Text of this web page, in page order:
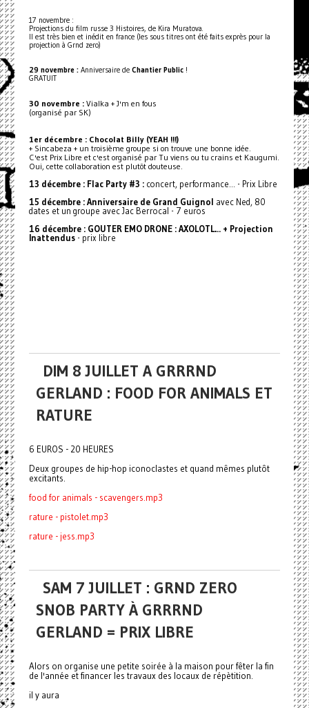
17 novembre :
Projections du film russe 3 Histoires, de Kira Muratova.
Il est très bien et inédit en france (les sous titres ont été faits exprès pour la
projection à Grnd zero)
29 novembre :Anniversaire de Chantier Public!
GRATUIT
30 novembre : Vialka + J'm en fous
(organisé par SK)
1er décembre : Chocolat Billy (YEAH !!!)
+ Sincabeza + un troisième groupe si on trouve une bonne idée.
C'est Prix Libre et c'est organisé par Tu viens ou tu crains et Kaugumi.
Oui, cette collaboration est plutôt douteuse.
13 décembre : Flac Party #3 : concert, performance… - Prix Libre
15 décembre : Anniversaire de Grand Guignol avec Ned, 80
dates et un groupe avec Jac Berrocal - 7 euros
16 décembre : GOUTER EMO DRONE : AXOLOTL… + Projection
Inattendus - prix libre
DIM 8 JUILLET A GRRRND
GERLAND : FOOD FOR ANIMALS ET
RATURE
6 EUROS - 20 HEURES
Deux groupes de hip-hop iconoclastes et quand mêmes plutôt
excitants.
food for animals - scavengers.mp3
rature - pistolet.mp3
rature - jess.mp3
SAM 7 JUILLET : GRND ZERO
SNOB PARTY À GRRRND
GERLAND = PRIX LIBRE
Alors on organise une petite soirée à la maison pour fêter la fin
de l'année et financer les travaux des locaux de répètition.
il y aura